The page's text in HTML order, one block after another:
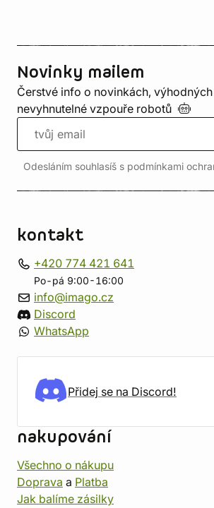
Novinky mailem
Čerstvé info o novinkách,
nevyhnutelné vzpouře robotů
Odesláním souhlasíš s podmínkami
kontakt
+420 774 421 641
Po-pá 9:00-16:00
info@imago.cz
Discord
WhatsApp
Přidej se na Discord!
nakupování
Všechno o nákupu
Doprava a Platba
Jak balíme zásilky